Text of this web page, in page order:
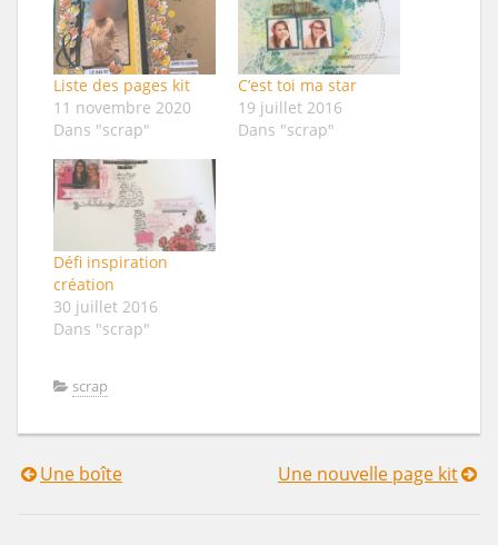
Liste des pages kit
11 novembre 2020
Dans "scrap"
C’est toi ma star
19 juillet 2016
Dans "scrap"
Défi inspiration
création
30 juillet 2016
Dans "scrap"
scrap
Navigation
Une boîte Une nouvelle page kit